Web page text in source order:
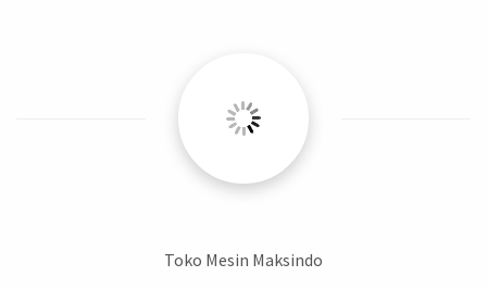
Toko Mesin Maksindo